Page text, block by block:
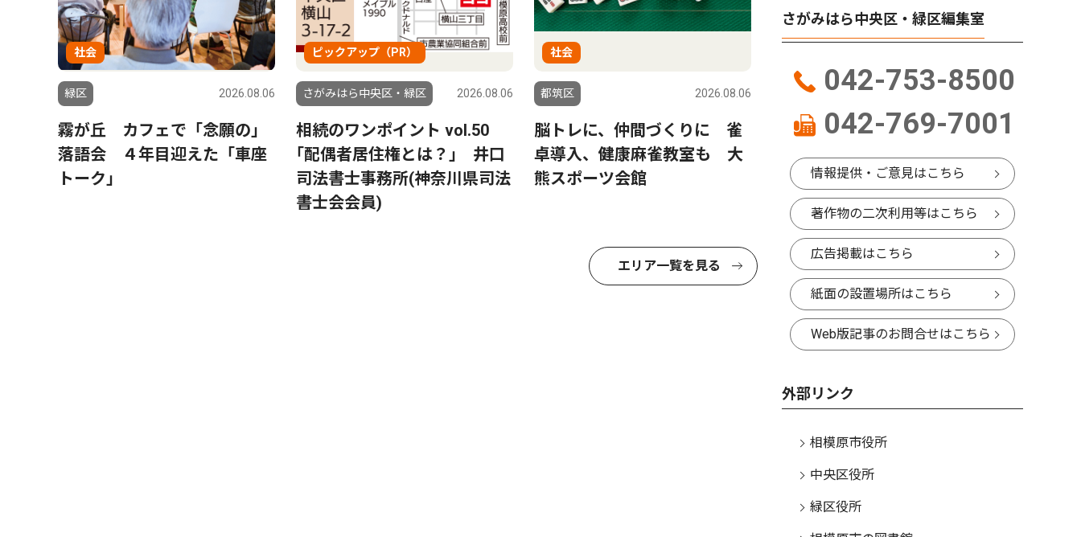
社会
緑区 2026.08.06
霧が丘 カフェで「念願の」
落語会 ４年目迎えた「車座
トーク」
ピックアップ（PR）
さがみはら中央区・緑区 2026.08.06
相続のワンポイント vol.50
｢配偶者居住権とは？｣ 井口
司法書士事務所(神奈川県司法
書士会会員)
社会
都筑区 2026.08.06
脳トレに、仲間づくりに 雀
卓導入、健康麻雀教室も 大
熊スポーツ会館
エリア一覧を見る
さがみはら中央区・緑区編集室
042-753-8500
042-769-7001
情報提供・ご意見はこちら
著作物の二次利用等はこちら
広告掲載はこちら
紙面の設置場所はこちら
Web版記事のお問合せはこちら
外部リンク
相模原市役所
中央区役所
緑区役所